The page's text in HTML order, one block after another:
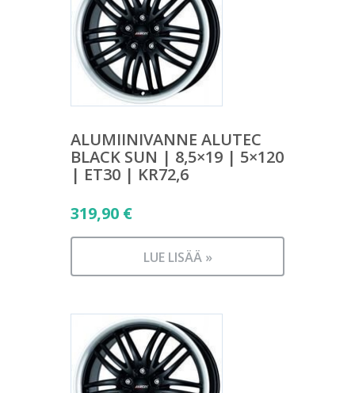
ALUMIINIVANNE ALUTEC
BLACK SUN | 8,5×19 | 5×120
| ET30 | KR72,6
319,90 €
LUE LISÄÄ »